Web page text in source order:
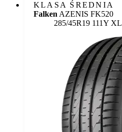
KLASA ŚREDNIA
Falken AZENIS FK520
285/45R19 111Y XL